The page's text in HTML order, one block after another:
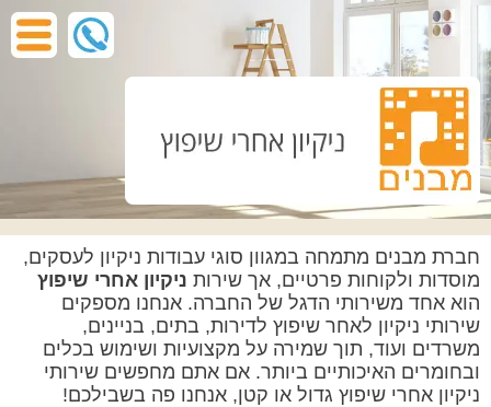
חברת מבנים מתמחה במגוון סוגי עבודות ניקיון לעסקים,
מוסדות ולקוחות פרטיים, אך שירות ניקיון אחרי שיפוץ
הוא אחד משירותי הדגל של החברה. אנחנו מספקים
שירותי ניקיון לאחר שיפוץ לדירות, בתים, בניינים,
משרדים ועוד, תוך שמירה על מקצועיות ושימוש בכלים
ובחומרים האיכותיים ביותר. אם אתם מחפשים שירותי
ניקיון אחרי שיפוץ גדול או קטן, אנחנו פה בשבילכם!